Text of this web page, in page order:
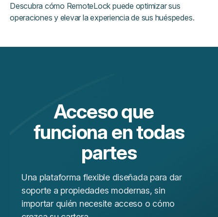
Descubra cómo RemoteLock puede optimizar sus
operaciones y elevar la experiencia de sus huéspedes.
Acceso que
funciona en todas
partes
Una plataforma flexible diseñada para dar
soporte a propiedades modernas, sin
importar quién necesite acceso o cómo